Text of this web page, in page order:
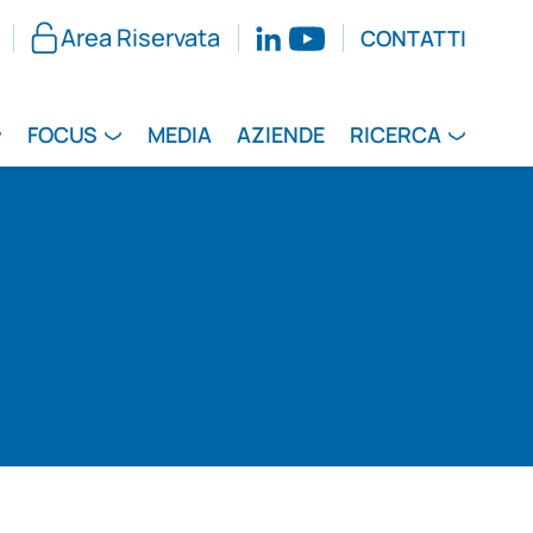
Area Riservata CONTATTI
FOCUS MEDIA AZIENDE RICERCA